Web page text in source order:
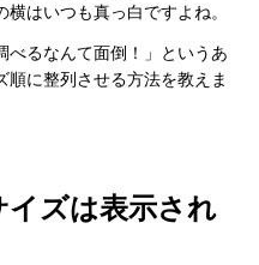
はいつも真っ白ですよね。
べるなんて面倒！」というあ
に整列させる方法を教えま
ズは表示され